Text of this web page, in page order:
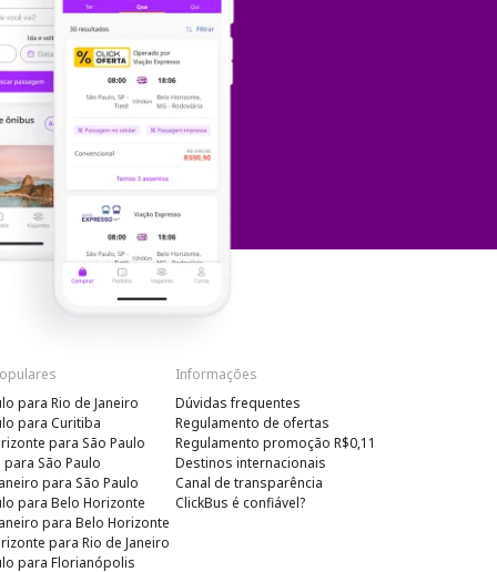
para Rio de Janeiro
para Curitiba
para São Paulo
São Paulo
para São Paulo
para Belo Horizonte
para Belo Horizonte
para Rio de Janeiro
para Florianópolis
Informações
Dúvidas frequentes
Regulamento de ofertas
Regulamento promoção R$0,11
Destinos internacionais
Canal de transparência
ClickBus é confiável?